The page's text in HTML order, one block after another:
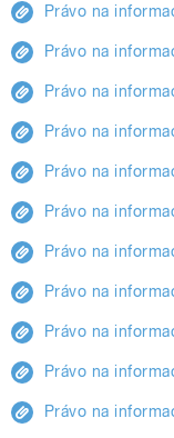
Právo na
Právo na
Právo na
Právo na
Právo na
Právo na
Právo na
Právo na
Právo na
Právo na
Právo na